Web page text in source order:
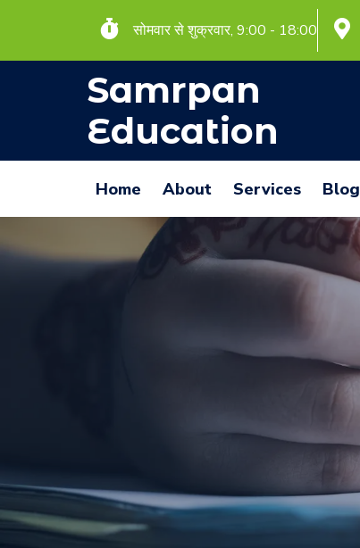
सोमवार से शुक्रवार, 9:00 - 18:00
Samrpan
Education
Home About Services Blog